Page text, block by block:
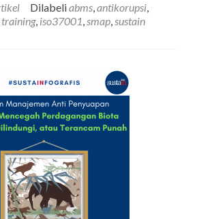
Kegiatan:
Awareness
37001:2016
Anti
Bribery
System
Dilabeliabms,antikorupsi,
training, iso37001,smap,sustain